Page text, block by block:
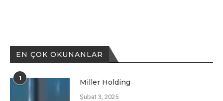
EN ÇOK OKUNANLAR
1 Miller Holding
Şubat 3, 2025